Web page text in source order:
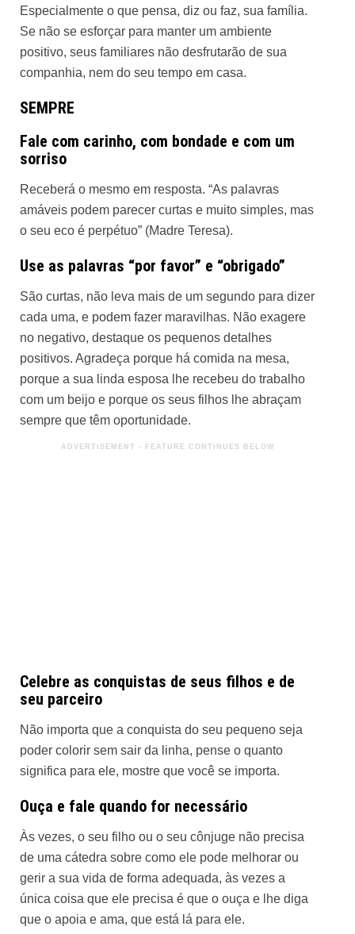
Especialmente o que pensa, diz ou faz, sua família.
Se não se esforçar para manter um ambiente
positivo, seus familiares não desfrutarão de sua
companhia, nem do seu tempo em casa.
SEMPRE
Fale com carinho, com bondade e com um
sorriso
Receberá o mesmo em resposta. “As palavras
amáveis podem parecer curtas e muito simples, mas
o seu eco é perpétuo” (Madre Teresa).
Use as palavras “por favor” e “obrigado”
São curtas, não leva mais de um segundo para dizer
cada uma, e podem fazer maravilhas. Não exagere
no negativo, destaque os pequenos detalhes
positivos. Agradeça porque há comida na mesa,
porque a sua linda esposa lhe recebeu do trabalho
com um beijo e porque os seus filhos lhe abraçam
sempre que têm oportunidade.
Celebre as conquistas de seus filhos e de
seu parceiro
Não importa que a conquista do seu pequeno seja
poder colorir sem sair da linha, pense o quanto
significa para ele, mostre que você se importa.
Ouça e fale quando for necessário
Às vezes, o seu filho ou o seu cônjuge não precisa
de uma cátedra sobre como ele pode melhorar ou
gerir a sua vida de forma adequada, às vezes a
única coisa que ele precisa é que o ouça e lhe diga
que o apoia e ama, que está lá para ele.